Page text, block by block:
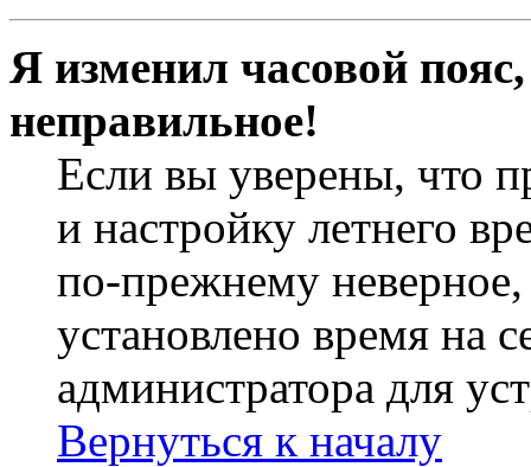
Я изменил часовой
неправильное!
Если вы уверены, что
и настройку летнего
по-прежнему неверное,
установлено время на
администратора для
Вернуться к началу